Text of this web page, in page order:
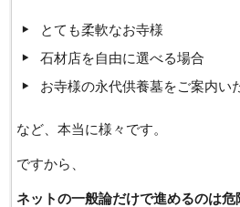
とても柔軟なお寺様
石材店を自由に選べる場合
お寺様の永代供養墓をご案内い
など、本当に様々です。
ですから、
ネットの一般論だけで進めるのは危